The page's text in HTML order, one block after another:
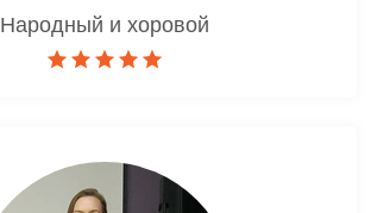
Народный и хоровой